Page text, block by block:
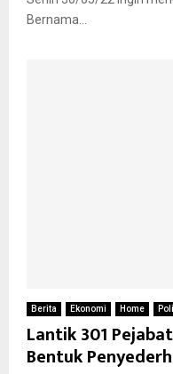
Bernama...
Berita Ekonomi Home
Lantik 301
Bentuk